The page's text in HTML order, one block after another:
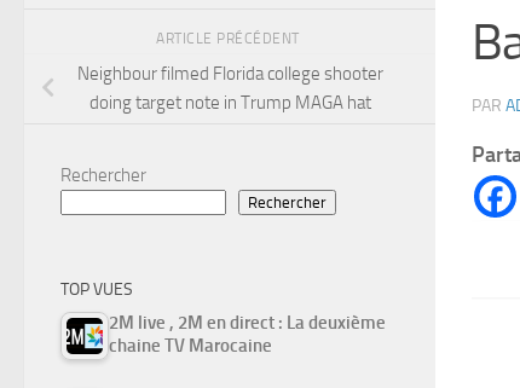
PAR
ARTICLE PRÉCÉDENT
Neighbour filmed Florida college shooter
doing target note in Trump MAGA hat
Rechercher
Rechercher
TOP VUES
2M live , 2M en direct : La deuxième
chaine TV Marocaine